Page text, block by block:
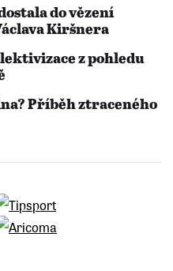
do vězení
Kiršnera
z pohledu
Příběh ztraceného